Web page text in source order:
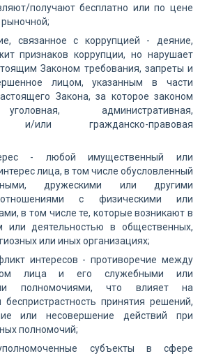
получают бесплатно или по цене
связанное с коррупцией - деяние,
признаков коррупции, но нарушает
Законом требования, запреты и
лицом, указанным в части
Закона, за которое законом
административная,
и/или гражданско-правовая
- любой имущественный или
лица, в том числе обусловленный
дружескими или другими
с физическими или
в том числе те, которые возникают в
или деятельностью в общественных,
или иных организациях;
интересов - противоречие между
лица и его служебными или
полномочиями, что влияет на
беспристрастность принятия решений,
или несовершение действий при
полномочий;
субъекты в сфере